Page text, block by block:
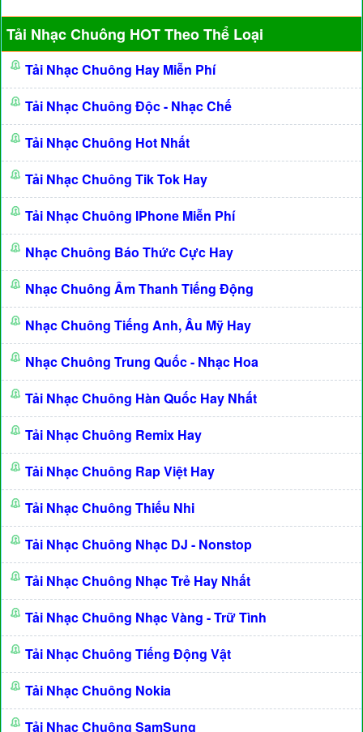
Tải Nhạc Chuông HOT Theo Thể Loại
Tải Nhạc Chuông Hay Miễn Phí
Tải Nhạc Chuông Độc - Nhạc Chế
Tải Nhạc Chuông Hot Nhất
Tải Nhạc Chuông Tik Tok Hay
Tải Nhạc Chuông IPhone Miễn Phí
Nhạc Chuông Báo Thức Cực Hay
Nhạc Chuông Âm Thanh Tiếng Động
Nhạc Chuông Tiếng Anh, Âu Mỹ Hay
Nhạc Chuông Trung Quốc - Nhạc Hoa
Tải Nhạc Chuông Hàn Quốc Hay Nhất
Tải Nhạc Chuông Remix Hay
Tải Nhạc Chuông Rap Việt Hay
Tải Nhạc Chuông Thiếu Nhi
Tải Nhạc Chuông Nhạc DJ - Nonstop
Tải Nhạc Chuông Nhạc Trẻ Hay Nhất
Tải Nhạc Chuông Nhạc Vàng - Trữ Tình
Tải Nhạc Chuông Tiếng Động Vật
Tải Nhạc Chuông Nokia
Tải Nhạc Chuông SamSung